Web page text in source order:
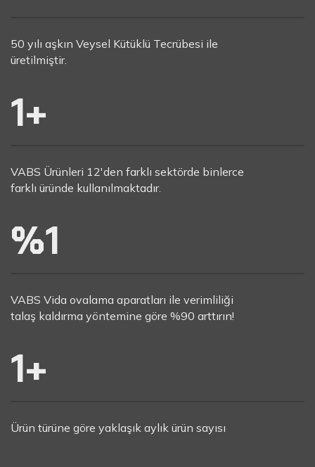
50 yılı aşkın Veysel Kütüklü Tecrübesi ile
üretilmiştir.
1+
VABS Ürünleri 12'den farklı sektörde binlerce
farklı üründe kullanılmaktadır.
%1
VABS Vida ovalama aparatları ile verimliliği
talaş kaldırma yöntemine göre %90 arttırın!
1+
Ürün türüne göre yaklaşık aylık ürün sayısı